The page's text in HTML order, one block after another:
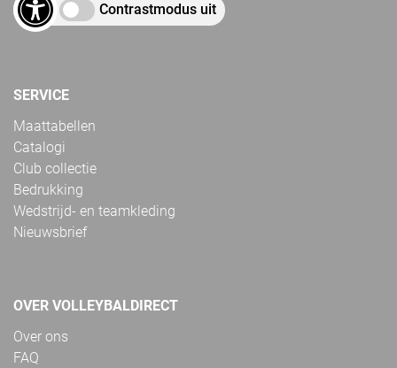
Contrastmodus uit
SERVICE
Maattabellen
Catalogi
Club collectie
Bedrukking
Wedstrijd- en teamkleding
Nieuwsbrief
OVER VOLLEYBALDIRECT
Over ons
FAQ